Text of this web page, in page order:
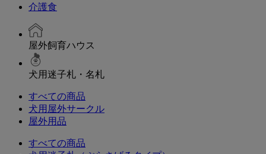
介護食
屋外飼育ハウス
犬用迷子札・名札
すべての商品
犬用屋外サークル
屋外用品
すべての商品